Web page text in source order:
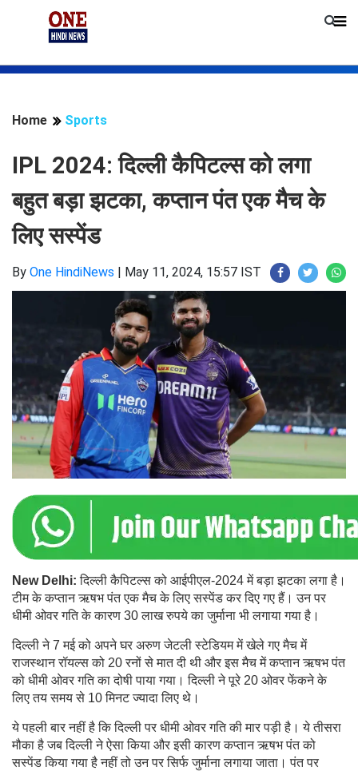
Home Sports
IPL 2024: दिल्ली कैपिटल्स को लगा
बहुत बड़ा झटका, कप्तान पंत एक मैच के
लिए सस्पेंड
By One HindiNews | May 11, 2024, 15:57 IST
New Delhi:दिल्ली कैपिटल्स को आईपीएल-2024 में बड़ा झटका लगा है।
टीम के कप्तान ऋषभ पंत एक मैच के लिए सस्पेंड कर दिए गए हैं। उन पर
धीमी ओवर गति के कारण 30 लाख रुपये का जुर्माना भी लगाया गया है।
दिल्ली ने 7 मई को अपने घर अरुण जेटली स्टेडियम में खेले गए मैच में
राजस्थान रॉयल्स को 20 रनों से मात दी थी और इस मैच में कप्तान ऋषभ पंत
को धीमी ओवर गति का दोषी पाया गया। दिल्ली ने पूरे 20 ओवर फेंकने के
लिए तय समय से 10 मिनट ज्यादा लिए थे।
ये पहली बार नहीं है कि दिल्ली पर धीमी ओवर गति की मार पड़ी है। ये तीसरा
मौका है जब दिल्ली ने ऐसा किया और इसी कारण कप्तान ऋषभ पंत को
सस्पेंड किया गया है नहीं तो उन पर सिर्फ जुर्माना लगाया जाता। पंत पर